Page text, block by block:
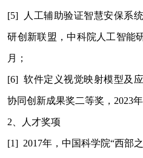
[5] 人工辅助验证智慧安保系
研创新联盟，中科院人工智能
月；
[6] 软件定义视觉映射模型及
协同创新成果奖二等奖，2023
2 、人才奖项
[1] 2017年，中国科学院“西部